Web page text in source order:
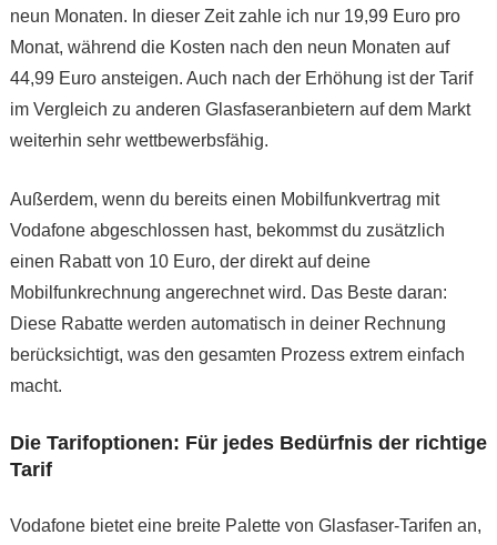
neun Monaten. In dieser Zeit zahle ich nur 19,99 Euro pro
Monat, während die Kosten nach den neun Monaten auf
44,99 Euro ansteigen. Auch nach der Erhöhung ist der Tarif
im Vergleich zu anderen Glasfaseranbietern auf dem Markt
weiterhin sehr wettbewerbsfähig.
Außerdem, wenn du bereits einen Mobilfunkvertrag mit
Vodafone abgeschlossen hast, bekommst du zusätzlich
einen Rabatt von 10 Euro, der direkt auf deine
Mobilfunkrechnung angerechnet wird. Das Beste daran:
Diese Rabatte werden automatisch in deiner Rechnung
berücksichtigt, was den gesamten Prozess extrem einfach
macht.
Die Tarifoptionen: Für jedes Bedürfnis der richtige
Tarif
Vodafone bietet eine breite Palette von Glasfaser-Tarifen an,